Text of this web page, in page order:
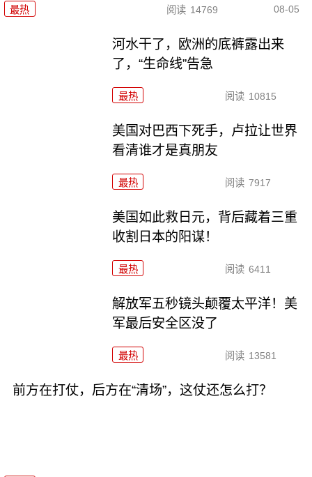
最热 阅读 14769 08-05
河水干了，欧洲的底裤露出来
了，“生命线”告急
最热 阅读 10815
美国对巴西下死手，卢拉让世界
看清谁才是真朋友
最热 阅读 7917
美国如此救日元，背后藏着三重
收割日本的阳谋！
最热 阅读 6411
解放军五秒镜头颠覆太平洋！美
军最后安全区没了
最热 阅读 13581
前方在打仗，后方在“清场”，这仗还怎么打？